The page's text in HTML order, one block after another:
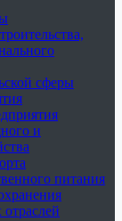
сферы
и
питания